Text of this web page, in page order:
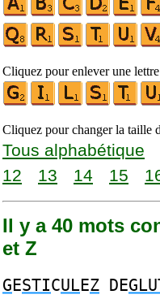
Cliquez pour enlever une lettre
Cliquez pour changer la taille
Tous alphabétique
12
13 14 15
Il y a 40 mots
et Z
GESTICULEZ DE